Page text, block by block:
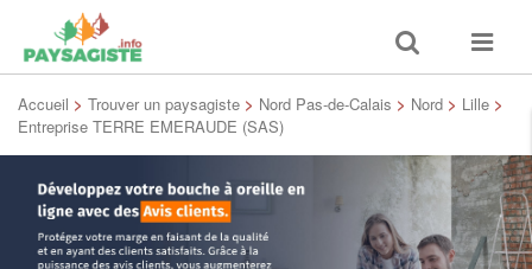
Toggle
search
Toggle
Accueil > Trouver un paysagiste > Nord Pas-de-Calais > Nord > Lille >
Entreprise TERRE EMERAUDE (SAS)